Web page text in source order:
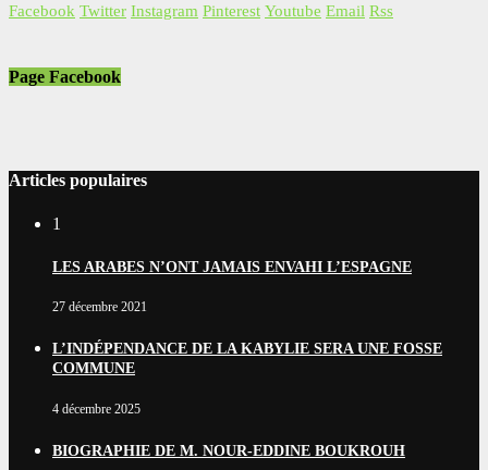
Facebook Twitter Instagram Pinterest Youtube Email Rss
Page Facebook
Articles populaires
1
LES ARABES N’ONT JAMAIS ENVAHI L’ESPAGNE
27 décembre 2021
L’INDÉPENDANCE DE LA KABYLIE SERA UNE FOSSE
COMMUNE
4 décembre 2025
BIOGRAPHIE DE M. NOUR-EDDINE BOUKROUH